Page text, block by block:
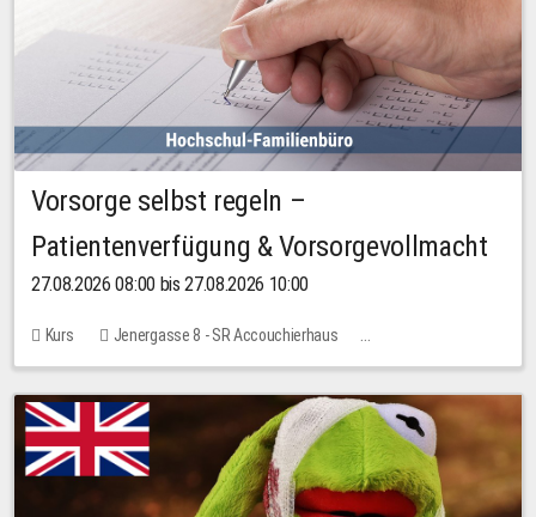
Vorsorge selbst regeln –
Patientenverfügung & Vorsorgevollmacht
27.08.2026 08:00 bis 27.08.2026 10:00
Kurs
Jenergasse 8 - SR Accouchierhaus
Keine freien Plätze